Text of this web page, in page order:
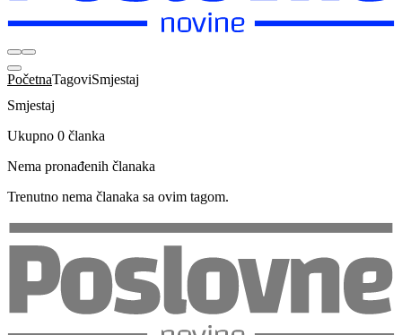
PočetnaTagoviSmjestaj
Smjestaj
Ukupno 0 članka
Nema pronađenih članaka
Trenutno nema članaka sa ovim tagom.